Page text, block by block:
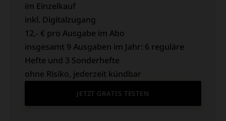
im Einzelkauf
inkl. Digitalzugang
12,- € pro Ausgabe im Abo
insgesamt 9 Ausgaben im Jahr: 6 reguläre
Hefte und 3 Sonderhefte
ohne Risiko, jederzeit kündbar
JETZT GRATIS TESTEN